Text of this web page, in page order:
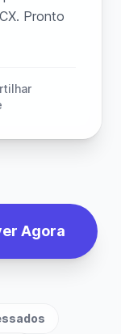
Pronto
Agora